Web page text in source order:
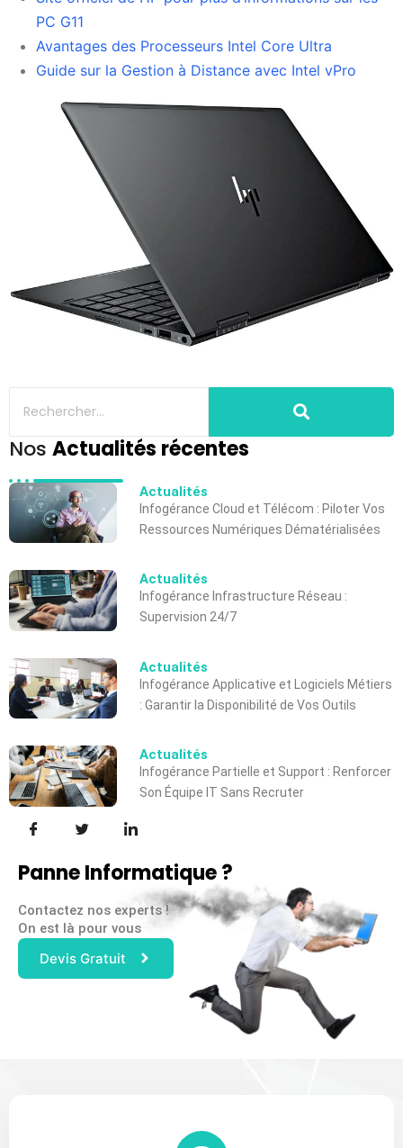
PC G11
Avantages des Processeurs Intel Core Ultra
Guide sur la Gestion à Distance avec Intel vPro
Nos Actualités récentes
Actualités
Infogérance Cloud et Télécom : Piloter Vos
Ressources Numériques Dématérialisées
Actualités
Infogérance Infrastructure Réseau :
Supervision 24/7
Actualités
Infogérance Applicative et Logiciels Métiers
: Garantir la Disponibilité de Vos Outils
Actualités
Infogérance Partielle et Support : Renforcer
Son Équipe IT Sans Recruter
Panne Informatique ?
Contactez nos experts !
On est là pour vous
Devis Gratuit